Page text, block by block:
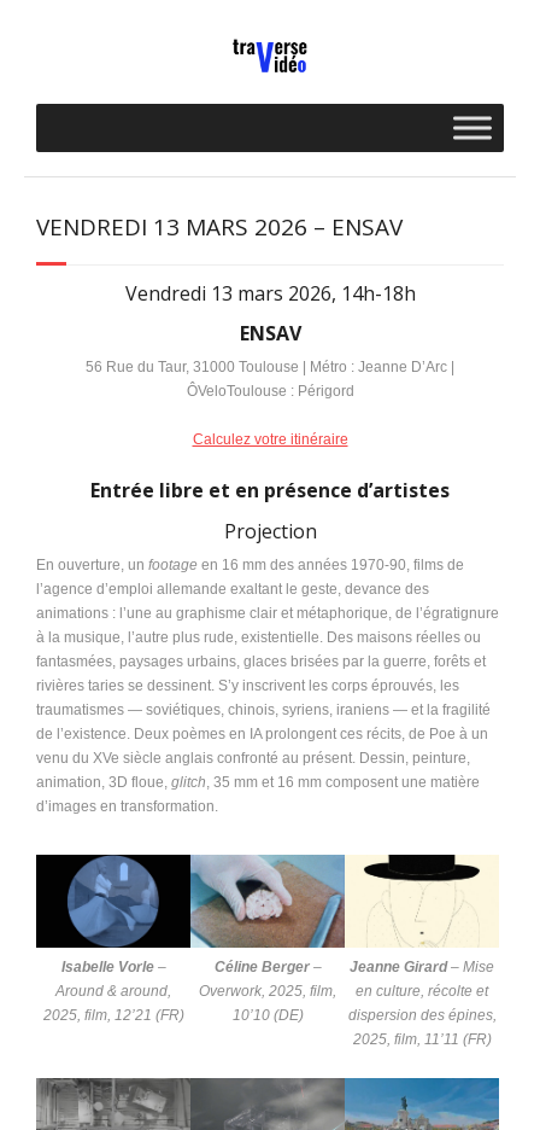
VENDREDI 13 MARS 2026 – ENSAV
Vendredi 13 mars 2026, 14h-18h
ENSAV
56 Rue du Taur, 31000 Toulouse | Métro : Jeanne D’Arc |
ÔVeloToulouse : Périgord
Calculez votre itinéraire
Entrée libre et en présence d’artistes
Projection
En ouverture, un footage en 16 mm des années 1970-90, films de
l’agence d’emploi allemande exaltant le geste, devance des
animations : l’une au graphisme clair et métaphorique, de l’égratignure
à la musique, l’autre plus rude, existentielle. Des maisons réelles ou
fantasmées, paysages urbains, glaces brisées par la guerre, forêts et
rivières taries se dessinent. S’y inscrivent les corps éprouvés, les
traumatismes — soviétiques, chinois, syriens, iraniens — et la fragilité
de l’existence. Deux poèmes en IA prolongent ces récits, de Poe à un
venu du XVe siècle anglais confronté au présent. Dessin, peinture,
animation, 3D floue, glitch, 35 mm et 16 mm composent une matière
d’images en transformation.
Isabelle Vorle–
Around & around,
2025, film, 12’21 (FR)
Céline Berger–
Overwork, 2025, film,
10’10 (DE)
Jeanne Girard–Mise
en culture, récolte et
dispersion des épines,
2025, film, 11’11 (FR)